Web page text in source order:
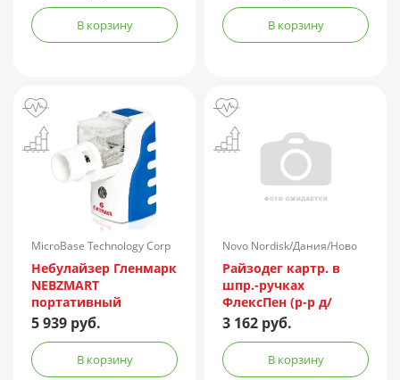
В корзину В корзину
MicroBase Technology Corp
Небулайзер Гленмарк
NEBZMART
портативный
MBPN002
5 939 руб.
В корзину
Novo Nordisk/Дания/Ново
Нордиск/Россия
Райзодег картр. в
шпр.-ручках
ФлексПен (р-р д/
подкожн. введ.)
100ЕД/мл 3мл №5
3 162 руб.
В корзину